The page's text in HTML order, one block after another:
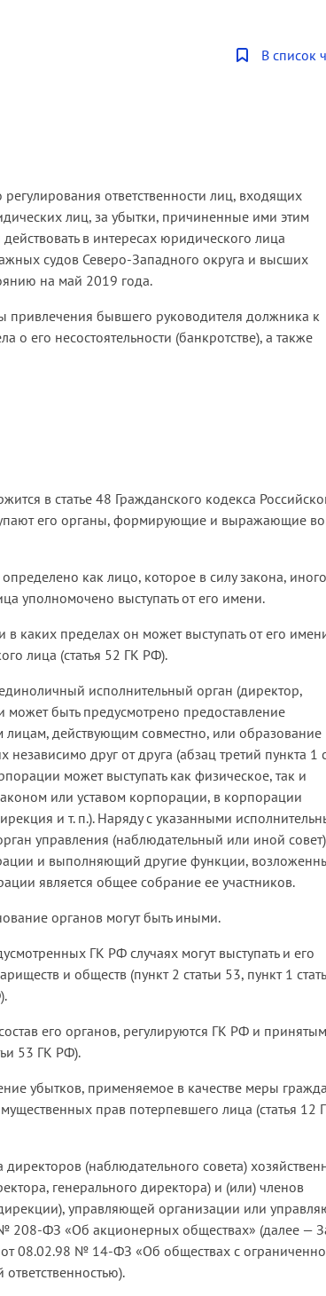
В список
ответственности лиц, входящих
лиц, за убытки, причиненные ими этим
в интересах юридического лица
судов Северо-Западного округа и высших
на май 2019 года.
привлечения бывшего руководителя должника к
о его несостоятельности (банкротстве), а также
в статье 48 Гражданского кодекса
его органы, формирующие и выражающие
как лицо, которое в силу закона, иного
уполномочено выступать от его имени.
каких пределах он может выступать от его
лица (статья 52 ГК РФ).
исполнительный орган (директор,
может быть предусмотрено предоставление
действующим совместно, или образование
друг от друга (абзац третий пункта 1
может выступать как физическое, так и
или уставом корпорации, в корпорации
и т. п.). Наряду с указанными
управления (наблюдательный или иной
и выполняющий другие функции,
является общее собрание ее участников.
органов могут быть иными.
ГК РФ случаях могут выступать и его
и обществ (пункт 2 статьи 53, пункт 1
его органов, регулируются ГК РФ и
53 ГК РФ).
убытков, применяемое в качестве меры
прав потерпевшего лица (статья 12
(наблюдательного совета)
генерального директора) и (или) членов
управляющей организации или
208-ФЗ «Об акционерных обществах» (далее —
08.02.98 № 14-ФЗ «Об обществах с